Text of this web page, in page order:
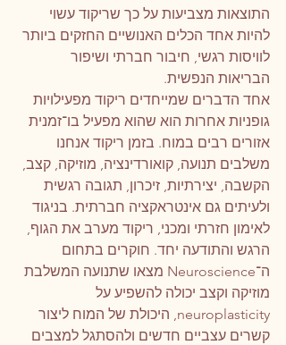
התוצאות מצביעות על כך שריקוד עשוי
להיות אחד הכלים האנושיים החזקים ביותר
לוויסות רגשי, חיבור חברתי ושיפור
הבריאות הנפשית.
אחד הדברים שמייחדים ריקוד מפעילויות
גופניות אחרות הוא שהוא מפעיל בו־זמנית
אזורים רבים במוח. בזמן ריקוד אנחנו
משלבים תנועה, קואורדינציה, מוזיקה, קצב,
הקשבה, יצירתיות, זיכרון, תגובה רגשית
ולעיתים גם אינטראקציה חברתית. בניגוד
לאימון חזרתי ומכני, ריקוד מערב את הגוף,
הרגש והתודעה יחד. חוקרים בתחום
ה־Neuroscience מצאו שתנועה המשלבת
מוזיקה וקצב יכולה להשפיע על
neuroplasticity, היכולת של המוח ליצור
קשרים עצביים חדשים ולהסתגל למצבים